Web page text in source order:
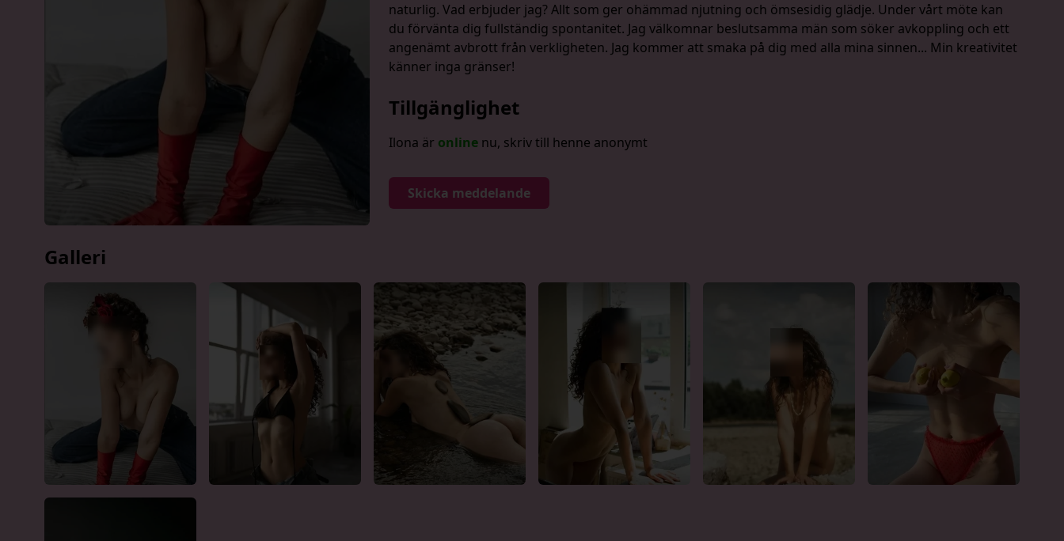
naturlig. Vad erbjuder jag? Allt som ger ohämmad njutning och ömsesidig glädje. Under vårt möte kan
du förvänta dig fullständig spontanitet. Jag välkomnar beslutsamma män som söker avkoppling och ett
angenämt avbrott från verkligheten. Jag kommer att smaka på dig med alla mina sinnen... Min kreativitet
känner inga gränser!
Tillgänglighet
Ilona är onlinenu, skriv till henne anonymt
Skicka meddelande
Galleri